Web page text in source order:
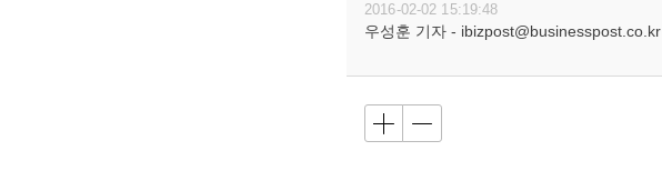
2016-02-02 15:19:48
우성훈 기자 - ibizpost@businesspost.co.kr